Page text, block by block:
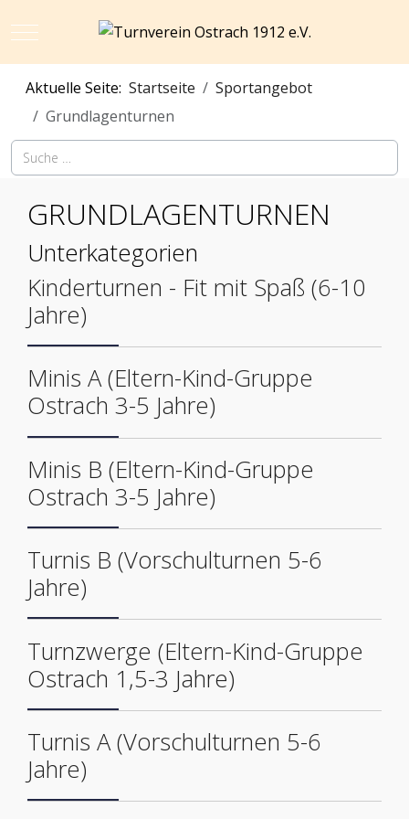
Mobile Menu Toggle
Aktuelle Seite: Startseite
Sportangebot
Grundlagenturnen
GRUNDLAGENTURNEN
Unterkategorien
Kinderturnen - Fit mit Spaß (6-10
Jahre)
Minis A (Eltern-Kind-Gruppe
Ostrach 3-5 Jahre)
Minis B (Eltern-Kind-Gruppe
Ostrach 3-5 Jahre)
Turnis B (Vorschulturnen 5-6
Jahre)
Turnzwerge (Eltern-Kind-Gruppe
Ostrach 1,5-3 Jahre)
Turnis A (Vorschulturnen 5-6
Jahre)